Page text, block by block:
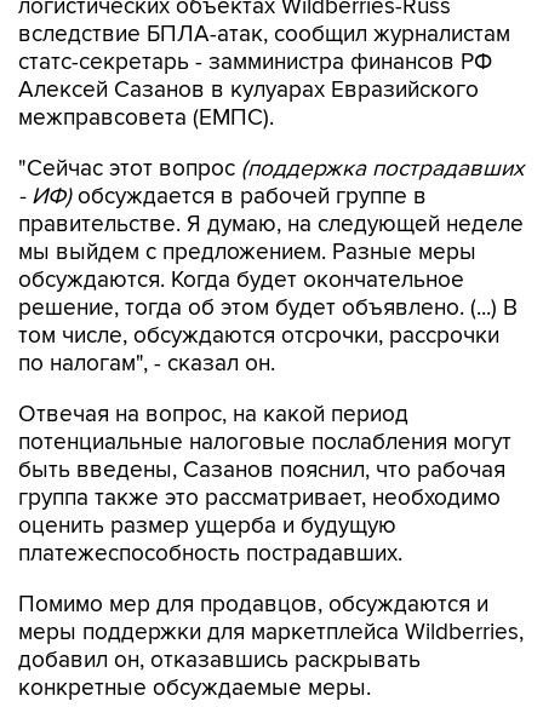
логистических объектах Wildberries-Russ
вследствие БПЛА-атак, сообщил журналистам
статс-секретарь - замминистра финансов РФ
Алексей Сазанов в кулуарах Евразийского
межправсовета (ЕМПС).
"Сейчас этот вопрос (поддержка пострадавших
- ИФ)обсуждается в рабочей группе в
правительстве. Я думаю, на следующей неделе
мы выйдем с предложением. Разные меры
обсуждаются. Когда будет окончательное
решение, тогда об этом будет объявлено. (...) В
том числе, обсуждаются отсрочки, рассрочки
по налогам", - сказал он.
Отвечая на вопрос, на какой период
потенциальные налоговые послабления могут
быть введены, Сазанов пояснил, что рабочая
группа также это рассматривает, необходимо
оценить размер ущерба и будущую
платежеспособность пострадавших.
Помимо мер для продавцов, обсуждаются и
меры поддержки для маркетплейса Wildberries,
добавил он, отказавшись раскрывать
конкретные обсуждаемые меры.